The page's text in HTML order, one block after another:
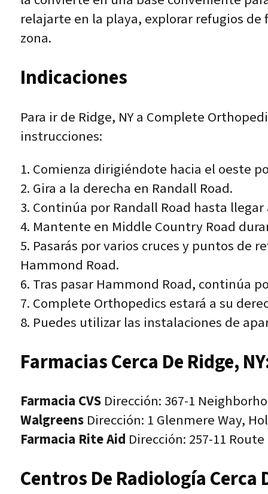
relajarte en la playa, explorar refugios
zona.
Indicaciones
Para ir de Ridge, NY a Complete
instrucciones:
1. Comienza dirigiéndote hacia el oeste
2. Gira a la derecha en Randall Road.
3. Continúa por Randall Road hasta llegar
4. Mantente en Middle Country Road
5. Pasarás por varios cruces y puntos de
Hammond Road.
6. Tras pasar Hammond Road, continúa
7. Complete Orthopedics estará a su
8. Puedes utilizar las instalaciones de
Farmacias Cerca De Ridge,
Farmacia CVSDirección: 367-1
WalgreensDirección: 1 Glenmere Way,
Farmacia Rite Aid Dirección: 257-11
Centros De Radiología Cerca